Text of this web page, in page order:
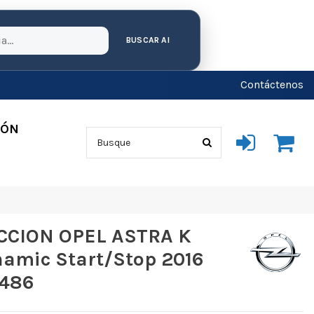
BUSCAR AI
Contáctenos
OPEL ASTRA K
Start/Stop 2016